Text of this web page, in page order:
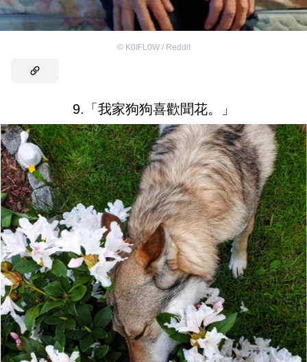
© K0IFL0W / Reddit
9.「我家狗狗喜歡聞花。」